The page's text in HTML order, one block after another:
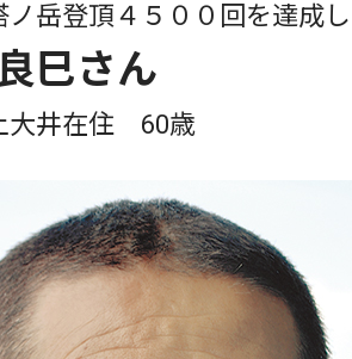
ノ岳登頂４５００回を達成
巳さん
大井在住 60歳